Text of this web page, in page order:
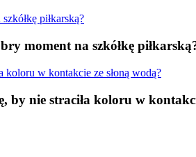
moment na szkółkę
nie straciła koloru w